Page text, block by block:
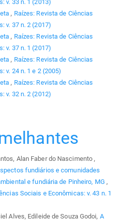
v. 33 n. 1 (2013)
, Raízes: Revista de Ciências
v. 37 n. 2 (2017)
, Raízes: Revista de Ciências
v. 37 n. 1 (2017)
, Raízes: Revista de Ciências
v. 24 n. 1 e 2 (2005)
, Raízes: Revista de Ciências
v. 32 n. 2 (2012)
Alan Faber do Nascimento ,
fundiários e comunidades
e fundiária de Pinheiro, MG ,
Sociais e Econômicas: v. 43 n. 1
Alves, Edileide de Souza Godoi, A